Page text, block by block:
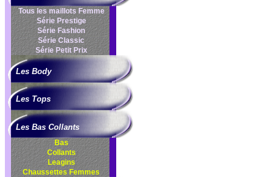
Tous les maillots Femme
Série Prestige
Série Fashion
Série Classic
Série Petit Prix
Les Body
Les Tops
Les Bas Collants
Bas
Collants
Leagins
Chaussettes Femmes